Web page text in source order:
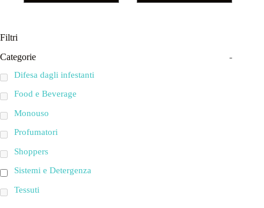
Filtri
Categorie
-
Difesa dagli infestanti
Food e Beverage
Monouso
Profumatori
Shoppers
Sistemi e Detergenza
Tessuti